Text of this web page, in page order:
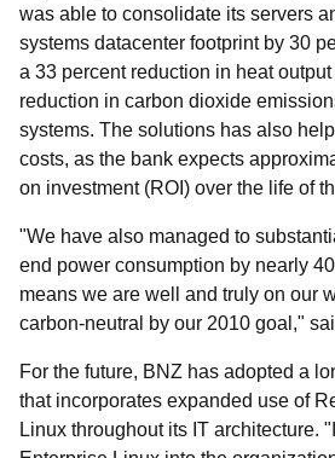
was able to consolidate its servers
systems datacenter footprint by 30
a 33 percent reduction in heat
reduction in carbon dioxide
systems. The solutions has also
costs, as the bank expects
on investment (ROI) over the life of
"We have also managed to
end power consumption by nearly
means we are well and truly on our
carbon-neutral by our 2010 goal,"
For the future, BNZ has adopted a
that incorporates expanded use of
Linux throughout its IT architecture.